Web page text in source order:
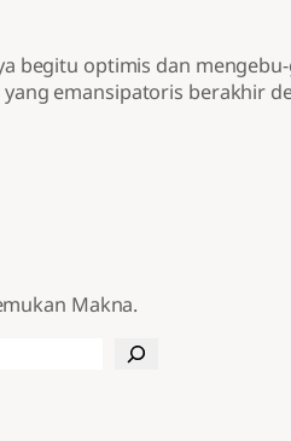
begitu optimis dan
emansipatoris berakhir
Makna.